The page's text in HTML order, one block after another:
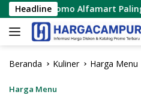
Langsung
ke
konten
Headline
Alfamart Paling Murah Sejagat
Beranda Kuliner Harga Menu
Harga Menu